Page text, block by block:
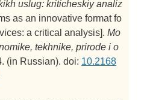
uslug: kriticheskiy analiz
as an innovative format fo
a critical analysis]. Mo
tekhnike, prirode i o
(in Russian). doi: 10.2168